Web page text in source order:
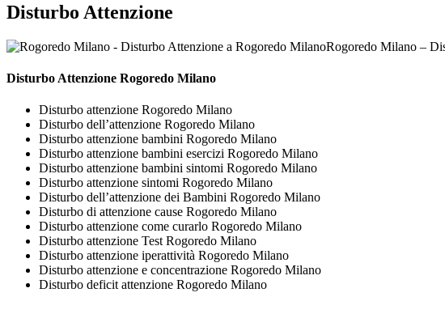
Disturbo Attenzione
Rogoredo Milano –
Disturbo Attenzione Rogoredo Milano
Disturbo attenzione Rogoredo Milano
Disturbo dell’attenzione Rogoredo Milano
Disturbo attenzione bambini Rogoredo Milano
Disturbo attenzione bambini esercizi Rogoredo Milano
Disturbo attenzione bambini sintomi Rogoredo Milano
Disturbo attenzione sintomi Rogoredo Milano
Disturbo dell’attenzione dei Bambini Rogoredo Milano
Disturbo di attenzione cause Rogoredo Milano
Disturbo attenzione come curarlo Rogoredo Milano
Disturbo attenzione Test Rogoredo Milano
Disturbo attenzione iperattività Rogoredo Milano
Disturbo attenzione e concentrazione Rogoredo Milano
Disturbo deficit attenzione Rogoredo Milano